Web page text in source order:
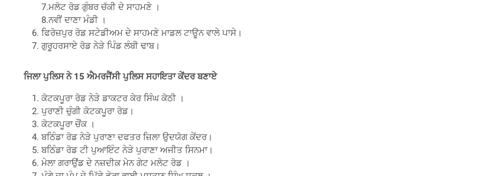
7.ਮਲੋਟ ਰੋਡ ਗੁੰਬਰ ਚੱਕੀ ਦੇ ਸਾਹਮਣੇ ।
8.ਨਵੀਂ ਦਾਣਾ ਮੰਡੀ ।
ਫਿਰੋਜ਼ਪੁਰ ਰੋਡ ਸਟੇਡੀਅਮ ਦੇ ਸਾਹਮਣੇ ਮਾਡਲ ਟਾਊਨ ਵਾਲੇ ਪਾਸੇ।
ਗੁਰੂਹਰਸਾਏ ਰੋਡ ਨੇੜੇ ਪਿੰਡ ਲੰਬੀ ਢਾਬ।
ਜਿਲਾ ਪੁਲਿਸ ਨੇ 15 ਐਮਰਜੈਂਸੀ ਪੁਲਿਸ ਸਹਾਇਤਾ ਕੇਂਦਰ ਬਣਾਏ
ਕੋਟਕਪੂਰਾ ਰੋਡ ਨੇੜੇ ਡਾਕਟਰ ਕੇਰ ਸਿੰਘ ਕੋਠੀ ।
ਪੁਰਾਣੀ ਚੁੰਗੀ ਕੋਟਕਪੂਰਾ ਰੋਡ।
ਕੋਟਕਪੂਰਾ ਚੌਂਕ ।
ਬਠਿੰਡਾ ਰੋਡ ਨੇੜੇ ਪੁਰਾਣਾ ਦਫਤਰ ਜ਼ਿਲਾ ਉਦਯੋਗ ਕੇਂਦਰ।
ਬਠਿੰਡਾ ਰੋਡ ਟੀ ਪੁਆਇੰਟ ਨੇੜੇ ਪੁਰਾਣਾ ਅਜੀਤ ਸਿਨਮਾ।
ਮੇਲਾ ਗਰਾਉਂਡ ਦੇ ਨਜ਼ਦੀਕ ਮੇਨ ਗੇਟ ਮਲੋਟ ਰੋਡ ।